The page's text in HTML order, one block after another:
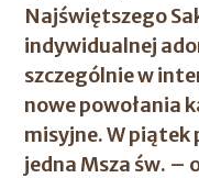
Najświętszego
indywidualnej
szczególnie w
nowe powołania
misyjne. W piątek
jedna Msza św. –